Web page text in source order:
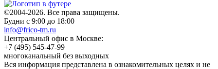
©2004-2026. Все права защищены.
Будни с 9:00 до 18:00
info@frico-tm.ru
Центральный офис в Москве:
+7 (495) 545-47-99
многоканальный без выходных
Вся информация представлена в ознакомительных целях и не